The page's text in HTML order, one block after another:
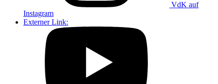
VdK auf
Instagram
Externer Link: